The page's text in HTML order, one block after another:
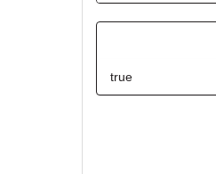
true